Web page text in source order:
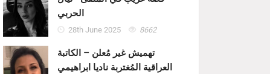
الحربي
28th June 2025 8662
تهميش غير مُعلن – الكاتبة
العراقية المُغتربة ناديا ابراهيمي